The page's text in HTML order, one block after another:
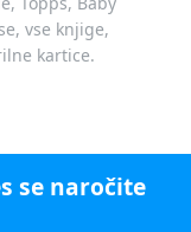
vse knjige,
kartice.
se naročite